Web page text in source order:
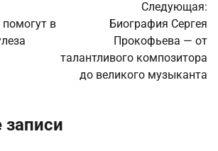
в
Следующая:
Биография Сергея
Прокофьева — от
талантливого композитора
до великого музыканта